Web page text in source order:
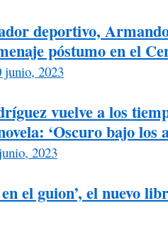
deportivo,
póstumo en el
junio, 2023
vuelve a los
‘Oscuro bajo los
2023
el guion’, el nuevo